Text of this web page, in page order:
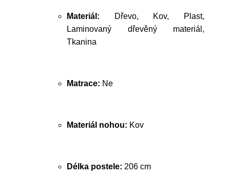
Materiál: Dřevo, Kov, Plast,
Laminovaný dřevěný materiál,
Tkanina
Matrace: Ne
Materiál nohou: Kov
Délka postele: 206 cm